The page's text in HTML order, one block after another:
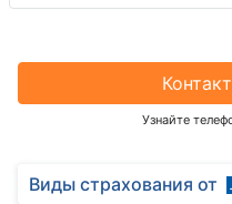
Узнайте
Виды страхования от